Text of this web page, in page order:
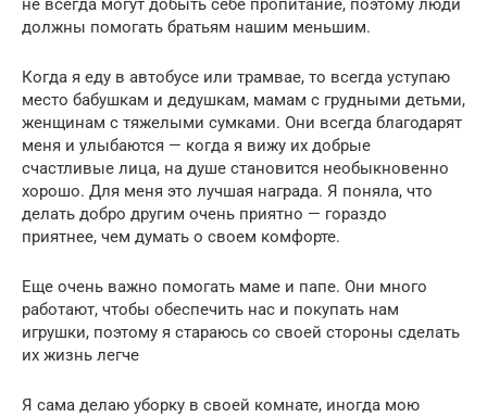
не всегда могут добыть себе пропитание, поэтому люди
должны помогать братьям нашим меньшим.
Когда я еду в автобусе или трамвае, то всегда уступаю
место бабушкам и дедушкам, мамам с грудными детьми,
женщинам с тяжелыми сумками. Они всегда благодарят
меня и улыбаются — когда я вижу их добрые
счастливые лица, на душе становится необыкновенно
хорошо. Для меня это лучшая награда. Я поняла, что
делать добро другим очень приятно — гораздо
приятнее, чем думать о своем комфорте.
Еще очень важно помогать маме и папе. Они много
работают, чтобы обеспечить нас и покупать нам
игрушки, поэтому я стараюсь со своей стороны сделать
их жизнь легче
Я сама делаю уборку в своей комнате, иногда мою